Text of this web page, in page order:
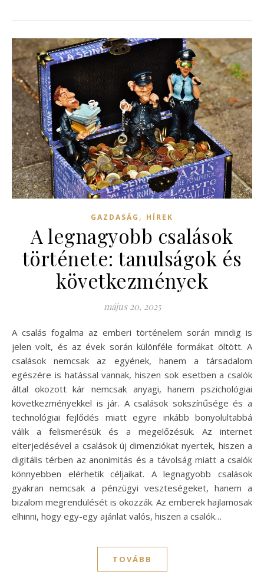
GAZDASÁG , HÍREK
A legnagyobb csalások
története: tanulságok és
következmények
május 20, 2025
A csalás fogalma az emberi történelem során mindig is
jelen volt, és az évek során különféle formákat öltött. A
csalások nemcsak az egyének, hanem a társadalom
egészére is hatással vannak, hiszen sok esetben a csalók
által okozott kár nemcsak anyagi, hanem pszichológiai
következményekkel is jár. A csalások sokszínűsége és a
technológiai fejlődés miatt egyre inkább bonyolultabbá
válik a felismerésük és a megelőzésük. Az internet
elterjedésével a csalások új dimenziókat nyertek, hiszen a
digitális térben az anonimitás és a távolság miatt a csalók
könnyebben elérhetik céljaikat. A legnagyobb csalások
gyakran nemcsak a pénzügyi veszteségeket, hanem a
bizalom megrendülését is okozzák. Az emberek hajlamosak
elhinni, hogy egy-egy ajánlat valós, hiszen a csalók…
TOVÁBB